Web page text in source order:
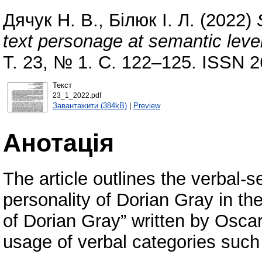
Дячук Н. В., Білюк І. Л. (2022)
text personage at semantic
Т. 23, № 1. С. 122–125. ISSN
Текст
23_1_2022.pdf
Завантажити (384kB)| Preview
Анотація
The article outlines the verbal-
personality of Dorian Gray in
of Dorian Gray” written by
usage of verbal categories